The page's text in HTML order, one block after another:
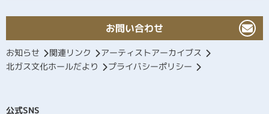
お問い合わせ
お知らせ 関連リンク
アーティストアーカイブス
北ガス文化ホールだより
プライバシーポリシー
公式SNS